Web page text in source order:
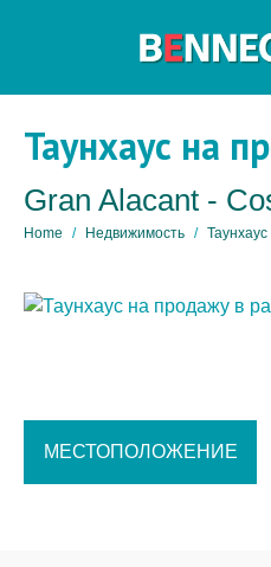
Таунхаус на
Gran Alacant -
Home Недвижимость
МЕСТОПОЛОЖЕНИЕ